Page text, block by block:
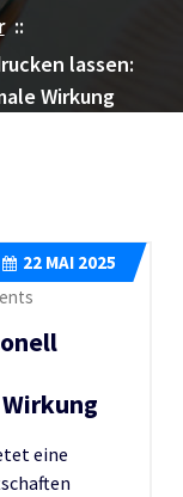
::
lassen:
Wirkung
22 MAI 2025
eine